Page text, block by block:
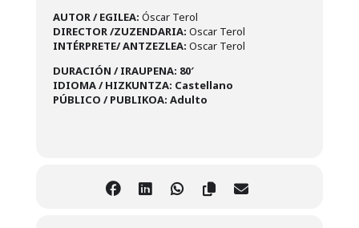
AUTOR / EGILEA: Óscar Terol
DIRECTOR /ZUZENDARIA: Oscar Terol
INTÉRPRETE/ ANTZEZLEA: Oscar Terol
DURACIÓN / IRAUPENA: 80′
IDIOMA / HIZKUNTZA: Castellano
PÚBLICO / PUBLIKOA: Adulto